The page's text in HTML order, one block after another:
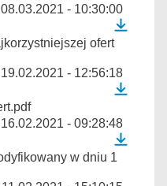
08.03.2021 - 10:30:00
ofert
19.02.2021 - 12:56:18
16.02.2021 - 09:28:48
w dniu 1